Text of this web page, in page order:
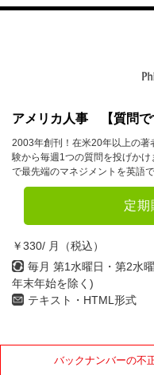
アメリカ人事 【質問で
2003年創刊！在米20年以上の
験から毎週1つの質問を投げか
で最先端のマネジメントを英語
定期
￥330/ 月（税込）
毎月 第1水曜日・第2水
年末年始を除く)
テキスト・HTML形式
バックナンバーの不